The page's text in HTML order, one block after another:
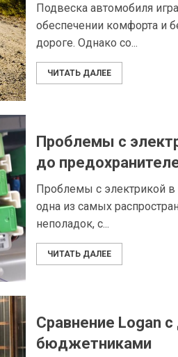
Подвеска автомобиля
обеспечении комфорта и
дороге. Однако со...
ЧИТАТЬ ДАЛЕЕ
Проблемы с
до
Проблемы с электрикой в
одна из самых
неполадок, с...
ЧИТАТЬ ДАЛЕЕ
Сравнение Logan с
бюджетниками